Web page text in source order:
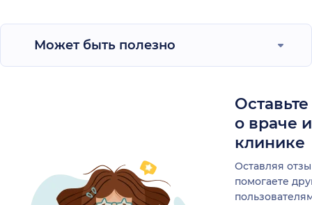
Может быть полезно
о враче
клинике
Оставляя
помогаете